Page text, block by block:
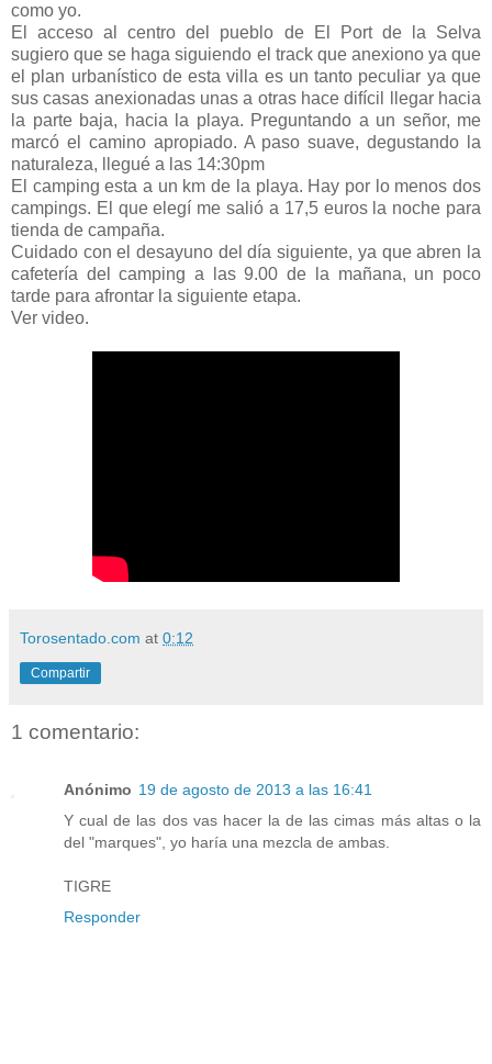
como yo.
El acceso al centro del pueblo de El Port de la Selva
sugiero que se haga siguiendo el track que anexiono ya que
el plan urbanístico de esta villa es un tanto peculiar ya que
sus casas anexionadas unas a otras hace difícil llegar hacia
la parte baja, hacia la playa. Preguntando a un señor, me
marcó el camino apropiado. A paso suave, degustando la
naturaleza, llegué a las 14:30pm
El camping esta a un km de la playa. Hay por lo menos dos
campings. El que elegí me salió a 17,5 euros la noche para
tienda de campaña.
Cuidado con el desayuno del día siguiente, ya que abren la
cafetería del camping a las 9.00 de la mañana, un poco
tarde para afrontar la siguiente etapa.
Ver video.
Torosentado.com at 0:12
Compartir
1 comentario:
Anónimo 19 de agosto de 2013 a las 16:41
Y cual de las dos vas hacer la de las cimas más altas o la
del "marques", yo haría una mezcla de ambas.
TIGRE
Responder